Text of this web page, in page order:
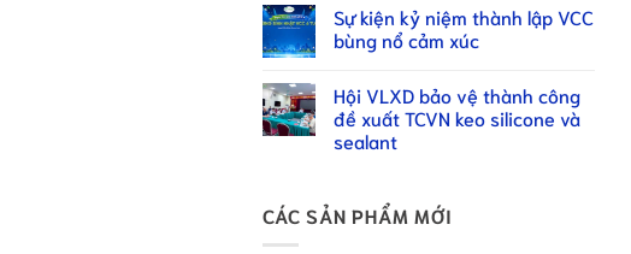
Sự kiện kỷ niệm thành lập VCC
bùng nổ cảm xúc
Hội VLXD bảo vệ thành công
đề xuất TCVN keo silicone và
sealant
CÁC SẢN PHẨM MỚI